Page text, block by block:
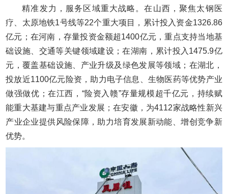
精准发力，服务区域重大战略。在山西，聚焦太钢医
疗、太原地铁1号线等22个重大项目，累计投入资金1326.86
亿元；在河南，存量投资金额超1400亿元，重点支持当地基
础设施、交通等关键领域建设；在湖南，累计投入1475.9亿
元，覆盖基础设施、产业升级及绿色发展等领域；在湖北，
投放近1100亿元险资，助力电子信息、生物医药等优势产业
做强做优；在江西，“险资入赣”存量规模超千亿元，持续赋
能重大基建与重点产业发展；在安徽，为4112家战略性新兴
产业企业提供风险保障，助力培育发展新动能、增创竞争新
优势。